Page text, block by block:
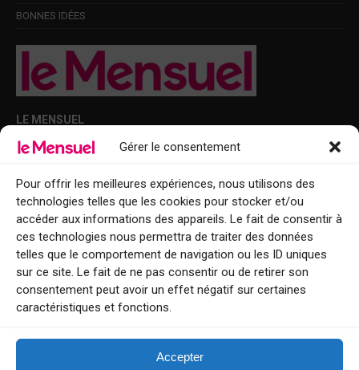
Gérer le consentement
Pour offrir les meilleures expériences, nous utilisons des
technologies telles que les cookies pour stocker et/ou
accéder aux informations des appareils. Le fait de consentir à
ces technologies nous permettra de traiter des données
telles que le comportement de navigation ou les ID uniques
sur ce site. Le fait de ne pas consentir ou de retirer son
consentement peut avoir un effet négatif sur certaines
caractéristiques et fonctions.
Accepter
BONNES IDÉES
LE MENSUEL
Points de diffusion Var et Alpes-Maritimes : oû trouver Le Mensuel ?
Le Mensuel en PDF : consultez le magazine en ligne
Qui sommes-nous ?
BFM Top Sorties
EVENT
Tourisme week-end : envie de vous évader le temps d’un week-end ou
Explorez nos bonnes adresses